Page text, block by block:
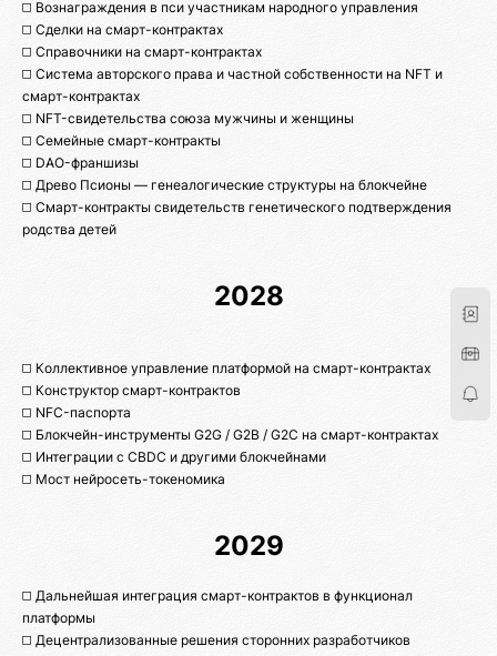
◻️ Вознаграждения в пси участникам народного управления
◻️ Сделки на смарт-контрактах
◻️ Справочники на смарт-контрактах
◻️ Система авторского права и частной собственности на NFT и
смарт-контрактах
◻️ NFT-свидетельства союза мужчины и женщины
◻️ Семейные смарт-контракты
◻️ DAO-франшизы
◻️ Древо Псионы — генеалогические структуры на блокчейне
◻️ Смарт-контракты свидетельств генетического подтверждения
родства детей
2028
◻️ Коллективное управление платформой на смарт-контрактах
◻️ Конструктор смарт-контрактов
◻️ NFC-паспорта
◻️ Блокчейн-инструменты G2G / G2B / G2C на смарт-контрактах
◻️ Интеграции с CBDC и другими блокчейнами
◻️ Мост нейросеть-токеномика
2029
◻️ Дальнейшая интеграция смарт-контрактов в функционал
платформы
◻️ Децентрализованные решения сторонних разработчиков